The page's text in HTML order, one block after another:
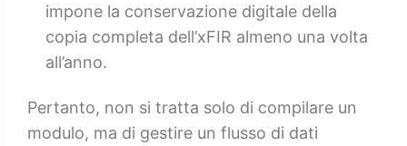
impone la conservazione digitale della
copia completa dell’xFIR almeno una volta
all’anno.
Pertanto, non si tratta solo di compilare un
modulo, ma di gestire un flusso di dati